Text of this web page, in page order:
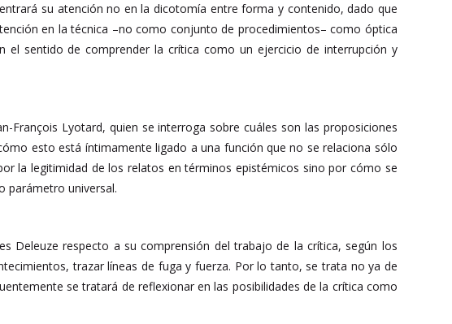
su atención no en la dicotomía entre forma y contenido, dado que
en la técnica –no como conjunto de procedimientos– como óptica
sentido de comprender la crítica como un ejercicio de interrupción y
Lyotard, quien se interroga sobre cuáles son las proposiciones
esto está íntimamente ligado a una función que no se relaciona sólo
la legitimidad de los relatos en términos epistémicos sino por cómo se
parámetro universal.
Deleuze respecto a su comprensión del trabajo de la crítica, según los
trazar líneas de fuga y fuerza. Por lo tanto, se trata no ya de
se tratará de reflexionar en las posibilidades de la crítica como